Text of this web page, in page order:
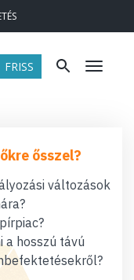
FRISS Menü
ősszel?
változások
a hosszú távú